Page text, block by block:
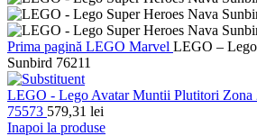
Prima pagină LEGO Marvel LEGO –
Sunbird 76211
LEGO - Lego Avatar Muntii Plutitori Zona
75573 579,31 lei
Inapoi la produse